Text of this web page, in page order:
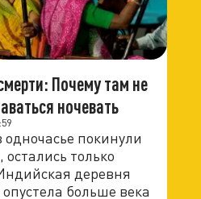
Почему там не
ночевать
покинули
остались только
деревня
больше века